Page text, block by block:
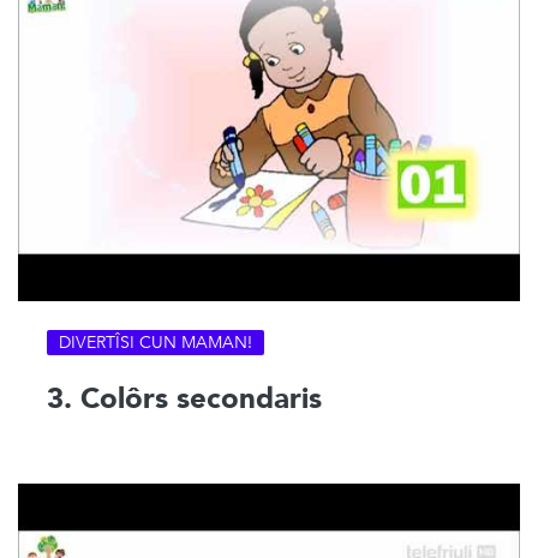
DIVERTÎSI CUN MAMAN!
3. Colôrs secondaris